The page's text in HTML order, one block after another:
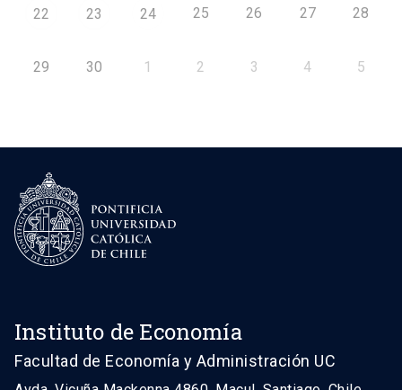
22 23 24 25 26 27 28
29 30 1 2 3 4 5
Instituto de Economía
Facultad de Economía y Administración UC